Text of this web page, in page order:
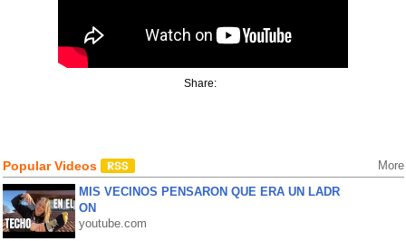
Share:
Popular Videos More
MIS VECINOS PENSARON QUE ERA UN LADR
ON
youtube.com